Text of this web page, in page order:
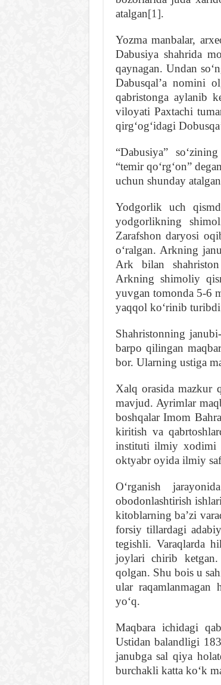
atalgan[1].
Yozma manbalar,
Dabusiya shahrida
qaynagan. Undan
Dabusqalʼa nomini
qabristonga aylanib
viloyati Paxtachi
qirgʻogʻidagi
“Dabusiya”
“temir qoʻrgʻon”
uchun shunday atalgan
Yodgorlik uch
yodgorlikning
Zarafshon daryosi
oʻralgan. Arkning
Ark bilan
Arkning shimoliy
yuvgan tomonda 5-6
yaqqol koʻrinib turibdi
Shahristonning
barpo qilingan
bor. Ularning ustiga
Xalq orasida mazkur
mavjud. Ayrimlar
boshqalar Imom
kiritish va
instituti ilmiy xodimi
oktyabr oyida ilmiy
Oʻrganish
obodonlashtirish
kitoblarning baʼzi
forsiy tillardagi
tegishli. Varaqlarda
joylari chirib
qolgan. Shu bois u
ular raqamlanmagan
yoʻq.
Maqbara ichidagi
Ustidan balandligi
janubga sal qiya
burchakli katta koʻk